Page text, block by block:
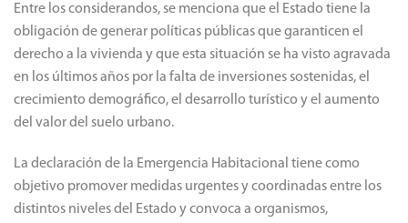
Entre los considerandos, se menciona que el Estado tiene la
obligación de generar políticas públicas que garanticen el
derecho a la vivienda y que esta situación se ha visto agravada
en los últimos años por la falta de inversiones sostenidas, el
crecimiento demográfico, el desarrollo turístico y el aumento
del valor del suelo urbano.
La declaración de la Emergencia Habitacional tiene como
objetivo promover medidas urgentes y coordinadas entre los
distintos niveles del Estado y convoca a organismos,